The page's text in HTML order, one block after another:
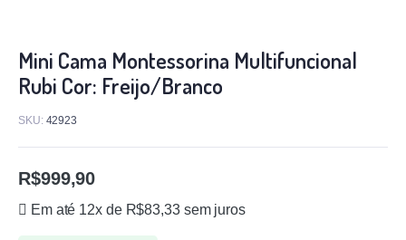
Mini Cama Montessorina Multifuncional
Rubi Cor: Freijo/Branco
SKU: 42923
R$999,90
Em até 12x de R$83,33sem juros